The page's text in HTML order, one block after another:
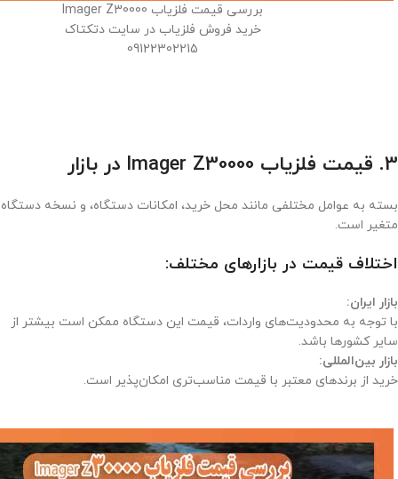
بررسی قیمت فلزیاب Imager Z30000
خرید فروش فلزیاب در سایت دتکتاک
09122302215
3. قیمت فلزیاب Imager Z30000 در بازار
بسته به عوامل مختلفی مانند محل خرید، امکانات دستگاه، و نسخه دستگاه
متغیر است.
اختلاف قیمت در بازارهای مختلف:
بازار ایران:
با توجه به محدودیت‌های واردات، قیمت این دستگاه ممکن است بیشتر از
سایر کشورها باشد.
بازار بین‌المللی:
خرید از برندهای معتبر با قیمت مناسب‌تری امکان‌پذیر است.